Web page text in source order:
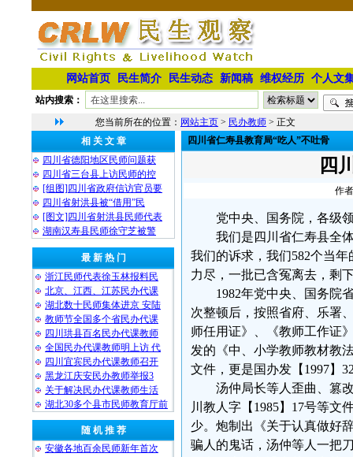
网站首页 民生简介 民生动态 新闻稿 维权经历 个人文
站内搜索：
您当前所在的位置： 网站主页 > 民办教师 > 正文
相 关 文 章
四川省德阳地区民师问题获
四川省三台县上访民师的控
[组图]四川省政府信访官员要
四川省射洪县被“借用”民
[图文]四川省射洪县民师代表
湖南汉寿县民师徐守芝被警
最 新 热 门
浙江民师代表徐玉林报料民
北京、江西、江苏民办代课
湖北数十民师集体进京 安陆
教师节全国多个省民办代课
四川珙县百名民办代课教师
全国民办代课教师明上访 代
四川宜宾民办代课教师召开
黑龙江庆安民办教师举报3
关于解决民办代课教师生活
湖北30多个县市民师教育厅前
随 机 推 荐
安徽各地百余民师新年首次
四川省仁寿县教育局“吃人”不吐骨
四
作
党中央、国务院，各级
我们是四川省仁寿县全体
我们的诉求，我们582个当
力尽，一批已含冤离去，剩
1982年党中央、国务院省
次整顿后，按照省府、乐署
师任用证》、《教师工作证
发的《中、小学教师教材教
文件，更是国办发【1997】
汤仲局长等人歪曲、篡改
川教人字【1985】17号等文
少。炮制出《关于认真做好
骗人的鬼话，汤仲等人一把